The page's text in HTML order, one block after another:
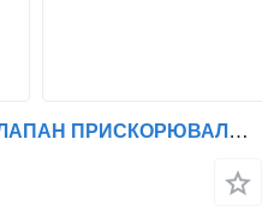
Пневмоклапан Renault КЛАПАН ПРИСКОРЮВАЛЬНИЙ DAF, RENAULT, IVECO, SCANIA, MB, SETRA, N для тягача DAF RENAULT, IVECO, SCANIA, MB, SETRA, N